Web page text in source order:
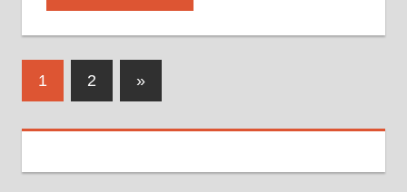
Навигация
1 2
Следующие
записи
»